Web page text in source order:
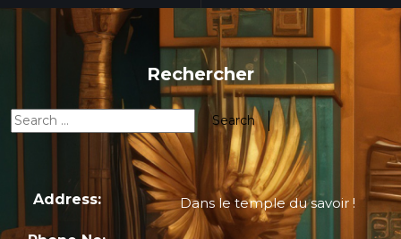
Rechercher
Address: Dans le temple du savoir !